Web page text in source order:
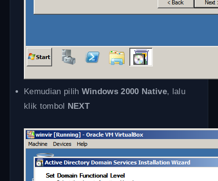
Kemudian pilih Windows 2000 Native, lalu
klik tombol NEXT